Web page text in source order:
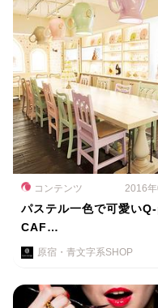
コンテンツ 2016
パステル一色で可愛い
CAF…
原宿・青文字系SHOP